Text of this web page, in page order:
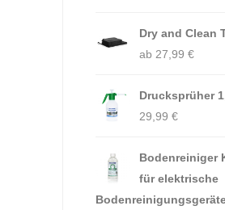
Dry and Clean
ab 27,99 €
Drucksprüher
29,99 €
Bodenreiniger
für elektrische